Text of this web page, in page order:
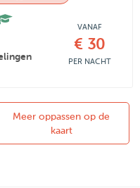
VANAF
€ 30
PER NACHT
Meer oppassen op de
kaart